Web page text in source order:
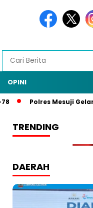
OPINI
Polres Mesuji Gelar
TRENDING
DAERAH